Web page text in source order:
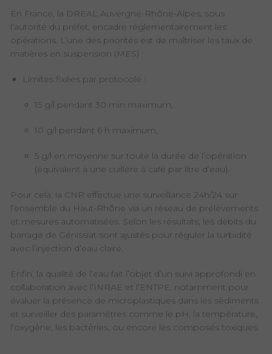
En France, la DREAL Auvergne-Rhône-Alpes, sous
l’autorité du préfet, encadre réglementairement les
opérations. L’une des priorités est de maîtriser les taux de
matières en suspension (MES) :
Limites fixées par protocole :
15 g/l pendant 30 min maximum,
10 g/l pendant 6 h maximum,
5 g/l en moyenne sur toute la durée de l’opération
(équivalent à une cuillère à café par litre d’eau).
Pour cela, la CNR effectue une surveillance 24h/24 sur
l’ensemble du Haut-Rhône via un réseau de prélèvements
et mesures automatisées. Selon les résultats, les débits du
barrage de Génissiat sont ajustés pour réguler la turbidité
avec l’injection d’eau claire.
Enfin, la qualité de l’eau fait l’objet d’un suivi approfondi en
collaboration avec l’INRAE et l’ENTPE, notamment pour
évaluer la présence de microplastiques dans les sédiments
et surveiller des paramètres comme le pH, la température,
l’oxygène, les bactéries, ou encore les composés toxiques.